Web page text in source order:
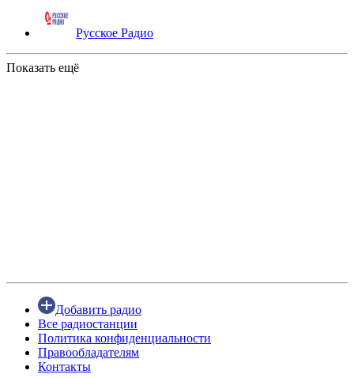
Русское Радио
Показать ещё
Добавить радио
Все радиостанции
Политика конфиденциальности
Правообладателям
Контакты